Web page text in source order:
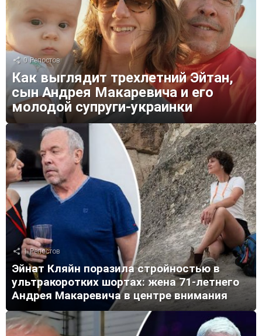
0 Репостов
Как выглядит трехлетний Эйтан,
сын Андрея Макаревича и его
молодой супруги-украинки
1 Репостов
Эйнат Кляйн поразила стройностью в
ультракоротких шортах: жена 71-летнего
Андрея Макаревича в центре внимания